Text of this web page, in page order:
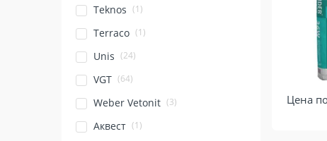
Teknos (1)
Terraco (1)
Unis (24)
VGT (64)
Weber Vetonit (3)
Аквест (1)
Цена